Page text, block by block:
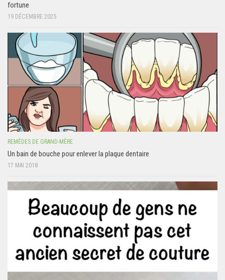
fortune
19 DÉCEMBRE 2025
REMÈDES DE GRAND-MÈRE
Un bain de bouche pour enlever la plaque dentaire
17 MAI 2018